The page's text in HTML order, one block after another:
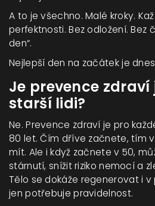
A to je všechno. Malé kroky.
perfektnosti. Bez odložení. Bez
den“.
Nejlepší den na začátek je
Je prevence zdraví
starší lidi?
Ne. Prevence zdraví je pro
80 let. Čím dříve začnete, tím
mít. Ale i když začnete v 50,
stárnutí, snížit riziko nemocí a
Tělo se dokáže regenerovat i
jen potřebuje pravidelnost.